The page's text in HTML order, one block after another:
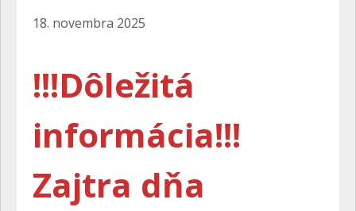
18. novembra 2025
!!!Dôležitá
informácia!!!
Zajtra dňa